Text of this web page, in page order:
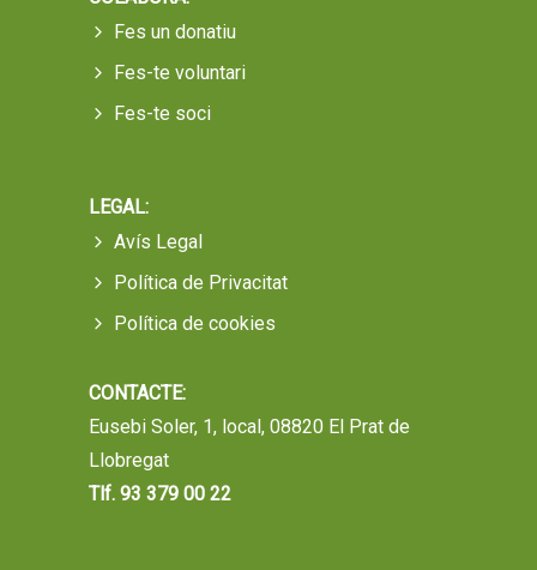
Fes un donatiu
Fes-te voluntari
Fes-te soci
LEGAL:
Avís Legal
Política de Privacitat
Política de cookies
CONTACTE:
Eusebi Soler, 1, local, 08820 El Prat de
Llobregat
Tlf. 93 379 00 22